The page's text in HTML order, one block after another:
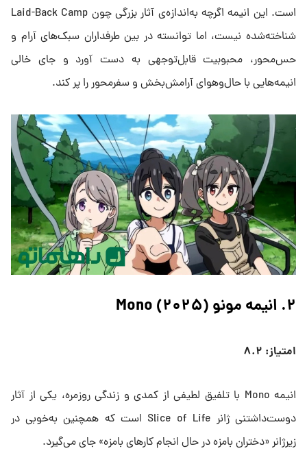
است. این انیمه اگرچه به‌اندازه‌ی آثار بزرگی چون Laid-Back Camp
شناخته‌شده نیست، اما توانسته در بین طرفداران سبک‌های آرام و
حس‌محور، محبوبیت قابل‌توجهی به دست آورد و جای خالی
انیمه‌هایی با حال‌و‌هوای آرامش‌بخش و سفرمحور را پر کند.
۲. انیمه مونو (۲۰۲۵) Mono
امتیاز: ۸.۲
انیمه Mono با تلفیق لطیفی از کمدی و زندگی روزمره، یکی از آثار
دوست‌داشتنی ژانر Slice of Life است که همچنین به‌خوبی در
زیرژانر «دختران بامزه در حال انجام کارهای بامزه» جای می‌گیرد.